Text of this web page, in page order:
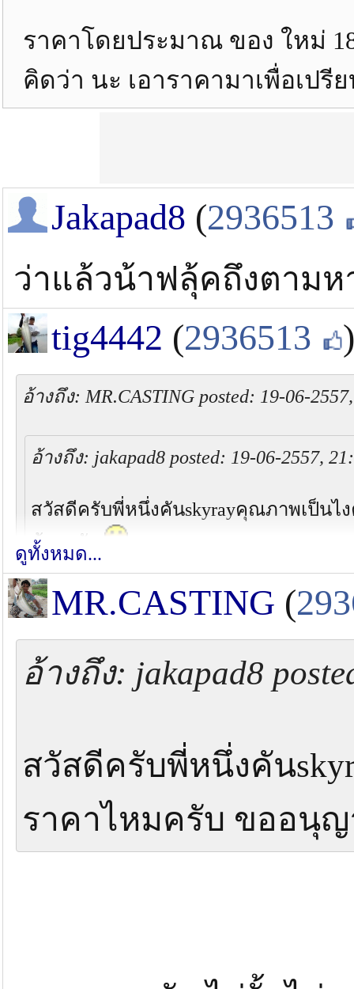
ราคาโดยประมาณ ของ ใหม่
คิดว่า นะ เอาราคามาเพื่อเปรี
Jakapad8 (2936513
ว่าแล้วน้าฟลุ้คถึงตาม
tig4442 (2936513 )
อ้างถึง: MR.CASTING posted: 19-06-
อ้างถึง: jakapad8 posted: 19-06-2557,
สวัสดีครับพี่หนึ่งคันskyrayคุณภาพเป็นไ
ด้วยครับ
สมราคาครับ ไม่งั้นไม่ยอมควักเป็นแน่ร
ลอยน้ำได้ เรียวเล็ก เซนต์และลิฟท์ระดั
น้ำทนหรือความอึดสูงไม่ยี่หระแม้เจอสัต
คันbfs.ระดับหัวแถวสำหรับเหยื่อปลั๊กเล็ก
ที่ระแวงสูงดูดเหยื่อเบาๆนะครับ ถ้ากร
เพื่องานนี้โดยเฉพาะ ตัวนี้ก็อยู่ในลืสก์ที่
ที่ไหนได้จะต้องมาระเห็จ นอนหน้าบ้านเ
ดูทั้งหมด...
MR.CASTING (
อ้างถึง: jakapad8
สวัสดีครับพี่หนึ่งคัน
ราคาไหมครับ ขออนุ